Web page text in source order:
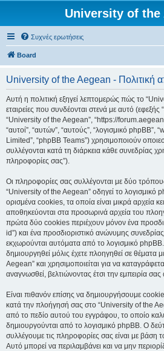
University of the
Συχνές ερωτήσεις
Board
University of the Aegean - Πολιτική
Αυτή η πολιτική εξηγεί λεπτομερώς πώς το
εταιρείες που συνδέονται στενά με αυτό (εφεξής
“University of the Aegean”, “https://
“αυτοί”, “αυτών”, “αυτούς”, “λογισμικό phpBB”,
Limited”, “phpBB Teams”) χρησιμοποιούν
συλλέγονται κατά τη διάρκεια κάθε συνεδρίας
πληροφορίες σας”).
Οι πληροφορίες σας συλλέγονται με δύο
“University of the Aegean” οδηγεί το λογισμικό
ορισμένα cookies, τα οποία είναι μικρά αρχεία
αποθηκεύονται στα προσωρινά αρχεία του
πρώτα δύο cookies περιέχουν μόνον ένα
id”) και ένα προσδιοριστικό ανώνυμης
εκχωρούνται αυτόματα από το λογισμικό
δημιουργηθεί μόλις έχετε πλοηγηθεί σε θέματα
Aegean” και χρησιμοποιείται για να
αναγνωσθεί, βελτιώνοντας έτσι την εμπειρία
Είναι πιθανόν επίσης να δημιουργήσουμε
κατά την πλοήγησή σας στο “University of the
από το πεδίο αυτού του εγγράφου, το οποίο
δημιουργούνται από το λογισμικό phpBB. Ο
συλλέγουμε τις πληροφορίες σας είναι με βάση
Αυτό μπορεί να περιλαμβάνει και να μην